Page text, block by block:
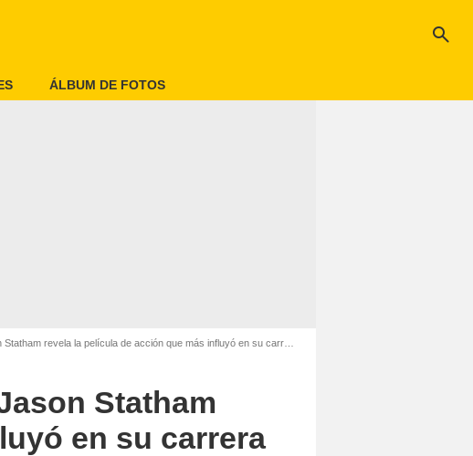
search
ÁLBUM DE FOTOS
revela la película de acción que más influyó en su carrera
Statham
en su carrera